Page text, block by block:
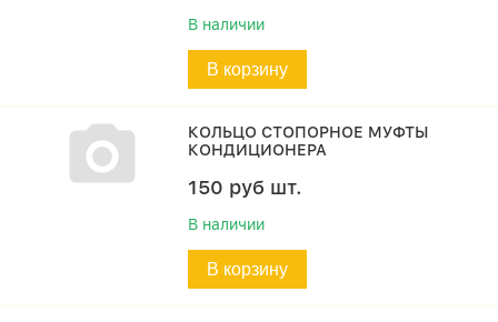
В наличии
В корзину
КОЛЬЦО СТОПОРНОЕ МУФТЫ
КОНДИЦИОНЕРА
150 руб шт.
В наличии
В корзину